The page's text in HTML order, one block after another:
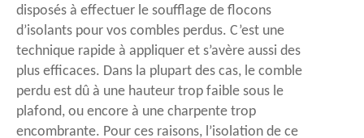
disposés à effectuer le soufflage de flocons
d’isolants pour vos combles perdus. C’est une
technique rapide à appliquer et s’avère aussi des
plus efficaces. Dans la plupart des cas, le comble
perdu est dû à une hauteur trop faible sous le
plafond, ou encore à une charpente trop
encombrante. Pour ces raisons, l’isolation de ce